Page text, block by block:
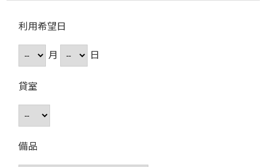
利用希望日
月
日
貸室
備品